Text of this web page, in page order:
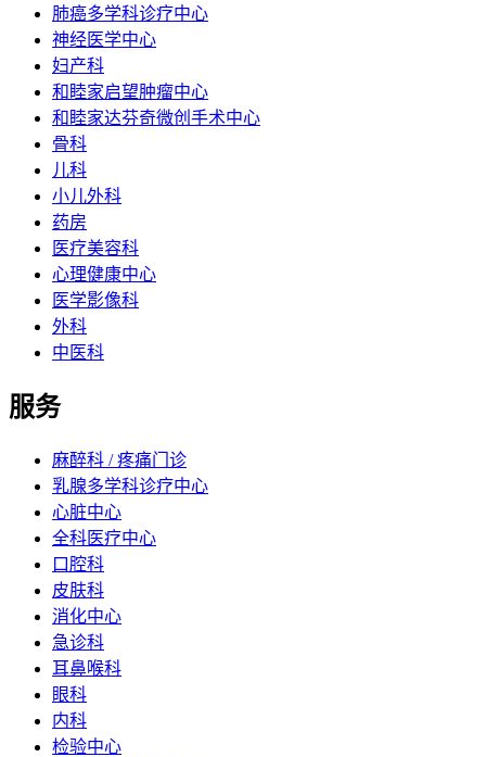
肺癌多学科诊疗中心
神经医学中心
妇产科
和睦家启望肿瘤中心
和睦家达芬奇微创手术中心
骨科
儿科
小儿外科
药房
医疗美容科
心理健康中心
医学影像科
外科
中医科
服务
麻醉科 / 疼痛门诊
乳腺多学科诊疗中心
心脏中心
全科医疗中心
口腔科
皮肤科
消化中心
急诊科
耳鼻喉科
眼科
内科
检验中心